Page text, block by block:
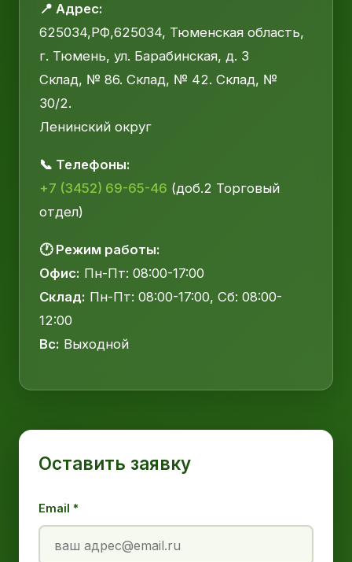
📍 Адрес:
625034,РФ,625034, Тюменская область,
г. Тюмень, ул. Барабинская, д. 3
Склад, № 86. Склад, № 42. Склад, №
30/2.
Ленинский округ
📞 Телефоны:
+7 (3452) 69-65-46 (доб.2 Торговый
отдел)
🕐 Режим работы:
Офис: Пн-Пт: 08:00-17:00
Склад: Пн-Пт: 08:00-17:00, Сб: 08:00-
12:00
Вс: Выходной
Оставить заявку
Email *